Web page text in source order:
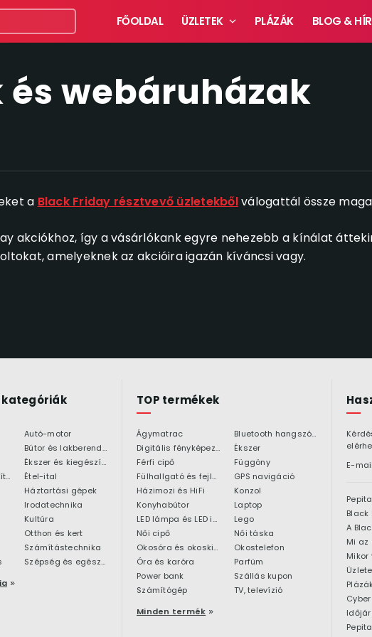
FŐOLDAL ÜZLETEK PLÁZÁK BLOG &
webáruházak
a Black Friday résztvevő üzletekbőlválogattál össze
akciókhoz, így a vásárlókank egyre nehezebb a kínálat
amelyeknek az akcióira igazán kíváncsi vagy.
kategóriák
Autó-motor
Bútor és lakberendezés
Ékszer és kiegészítő
Építkezés és felújítás
Étel-ital
Háztartási gépek
Irodatechnika
Kultúra
Otthon és kert
Számítástechnika
Szépség és egészség
TOP termékek
Ágymatrac
Bluetooth hangszóró
Digitális fényképezőgép
Ékszer
Férfi cipő
Függöny
Fülhallgató és fejlhallgató
GPS navigáció
Házimozi és HiFi
Konzol
Konyhabútor
Laptop
LED lámpa és LED izzó
Lego
Női cipő
Női táska
Okosóra és okoskiegészítő
Okostelefon
Óra és karóra
Parfüm
Power bank
Szállás kupon
Számítógép
TV, televízió
Minden termék
E-
Black
A
Mi az
Mikor